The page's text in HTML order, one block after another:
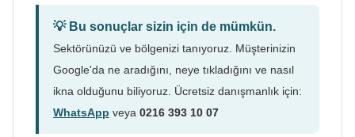
💡 Bu sonuçlar sizin için de mümkün.
Sektörünüzü ve bölgenizi tanıyoruz. Müşterinizin
Google'da ne aradığını, neye tıkladığını ve nasıl
ikna olduğunu biliyoruz. Ücretsiz danışmanlık için:
WhatsApp veya 0216 393 10 07